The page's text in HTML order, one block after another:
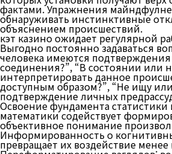
фактами. Упражнения
обнаруживать инстинктивные
объяснением происшествий.
кэт казино ожидает регулярной
Выгодно постоянно задаваться
человека имеются
соединения?”, “В состоянии или
интерпретировать данное
доступным образом?”, “Не ищу
подтверждение личных
Освоение фундамента статистики
математики содействует
объективное понимание
Информированность о
превращает их воздействие